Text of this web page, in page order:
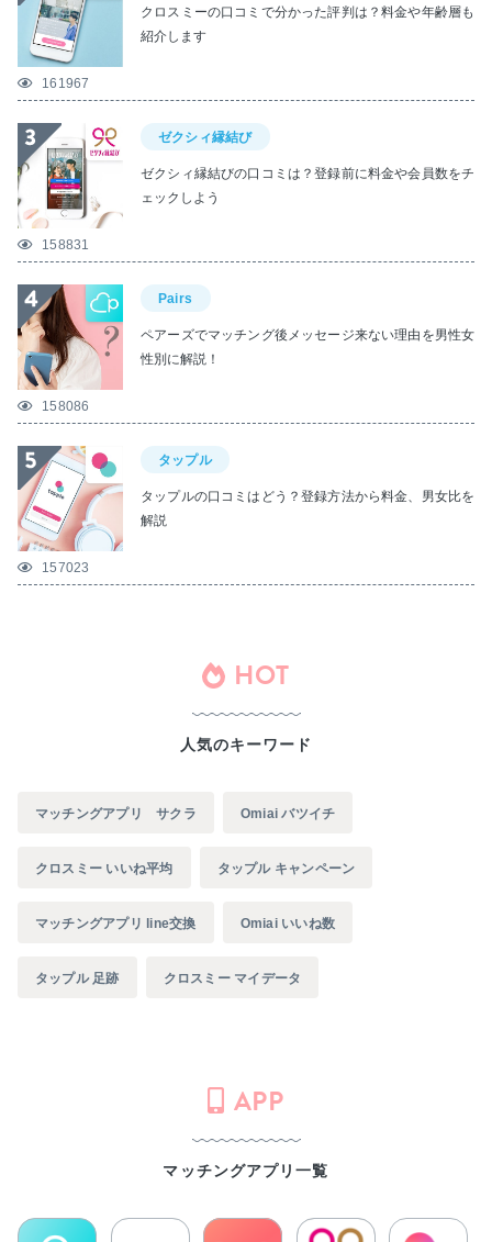
161967
クロスミーの口コミで分かった評判は？料金や年齢層も
紹介します
158831
ゼクシィ縁結び
ゼクシィ縁結びの口コミは？登録前に料金や会員数をチ
ェックしよう
158086
Pairs
ペアーズでマッチング後メッセージ来ない理由を男性女
性別に解説！
157023
タップル
タップルの口コミはどう？登録方法から料金、男女比を
解説
HOT
人気のキーワード
マッチングアプリ サクラ Omiai バツイチ
クロスミー いいね平均 タップル キャンペーン
マッチングアプリ line交換 Omiai いいね数
タップル 足跡 クロスミー マイデータ
APP
マッチングアプリ一覧